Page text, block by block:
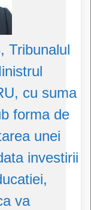
Tribunalul
cu suma
forma de
unei
investirii
va